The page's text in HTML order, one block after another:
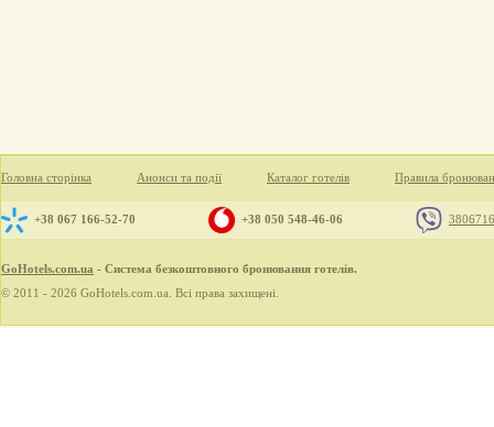
Головна сторінка Анонси та події Каталог готелів Правила
+38 067 166-52-70 +38 050 548-46-06
GoHotels.com.ua - Система безкоштовного бронювання готелів.
© 2011 - 2026 GoHotels.com.ua. Всі права захищені.